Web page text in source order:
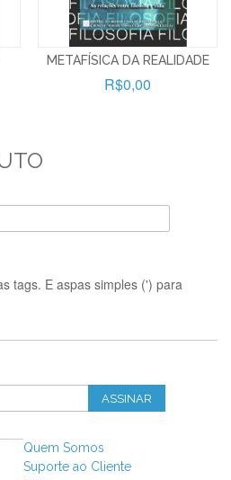
METAFÍSICA DA REALIDADE
R$0,00
tags. E aspas simples (') para
ASSINAR
Quem Somos
Suporte ao Cliente